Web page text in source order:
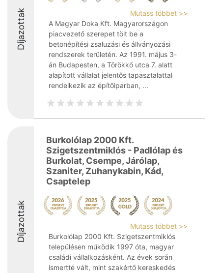
Díjazottak
Mutass többet >>
A Magyar Doka Kft. Magyarországon
piacvezető szerepet tölt be a
betonépítési zsaluzási és állványozási
rendszerek területén. Az 1991. május 3-
án Budapesten, a Törökkő utca 7. alatt
alapított vállalat jelentős tapasztalattal
rendelkezik az építőiparban, ...
Díjazottak
Burkolólap 2000 Kft.
Szigetszentmiklós - Padlólap és
Burkolat, Csempe, Járólap,
Szaniter, Zuhanykabin, Kád,
Csaptelep
Mutass többet >>
Burkolólap 2000 Kft. Szigetszentmiklós
településen működik 1997 óta, magyar
családi vállalkozásként. Az évek során
ismertté vált, mint szakértő kereskedés